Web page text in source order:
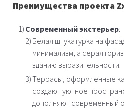
Преимущества проекта
Современный экстерьер:
Белая штукатурка на
минимализм, а серая
зданию выразительности.
Террасы, оформленные
создают уютное
дополняют современный